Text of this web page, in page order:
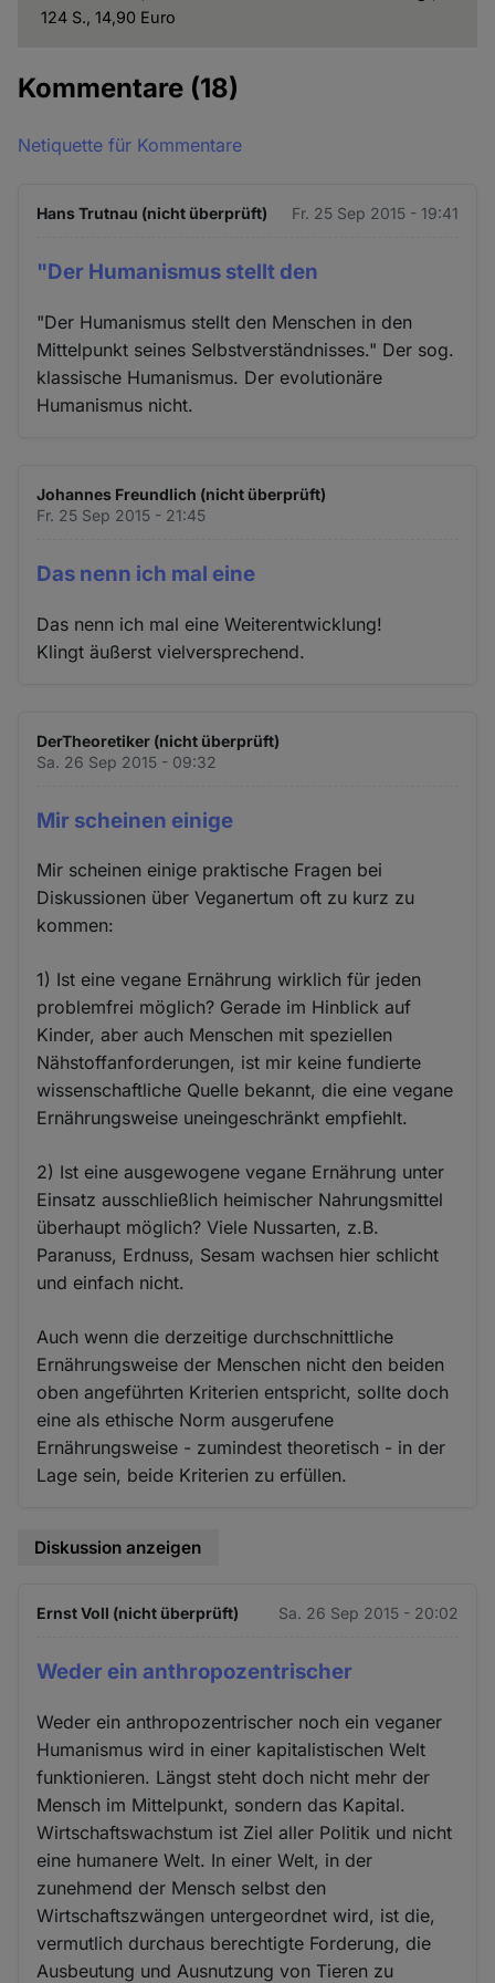
124 S., 14,90 Euro
Kommentare (18)
Netiquette für Kommentare
Hans Trutnau (nicht überprüft) Fr. 25 Sep 2015 - 19:41
"Der Humanismus stellt den
"Der Humanismus stellt den Menschen in den
Mittelpunkt seines Selbstverständnisses." Der sog.
klassische Humanismus. Der evolutionäre
Humanismus nicht.
Johannes Freundlich (nicht überprüft)
Fr. 25 Sep 2015 - 21:45
Das nenn ich mal eine
Das nenn ich mal eine Weiterentwicklung!
Klingt äußerst vielversprechend.
DerTheoretiker (nicht überprüft)
Sa. 26 Sep 2015 - 09:32
Mir scheinen einige
Mir scheinen einige praktische Fragen bei
Diskussionen über Veganertum oft zu kurz zu
kommen:
1) Ist eine vegane Ernährung wirklich für jeden
problemfrei möglich? Gerade im Hinblick auf
Kinder, aber auch Menschen mit speziellen
Nähstoffanforderungen, ist mir keine fundierte
wissenschaftliche Quelle bekannt, die eine vegane
Ernährungsweise uneingeschränkt empfiehlt.
2) Ist eine ausgewogene vegane Ernährung unter
Einsatz ausschließlich heimischer Nahrungsmittel
überhaupt möglich? Viele Nussarten, z.B.
Paranuss, Erdnuss, Sesam wachsen hier schlicht
und einfach nicht.
Auch wenn die derzeitige durchschnittliche
Ernährungsweise der Menschen nicht den beiden
oben angeführten Kriterien entspricht, sollte doch
eine als ethische Norm ausgerufene
Ernährungsweise - zumindest theoretisch - in der
Lage sein, beide Kriterien zu erfüllen.
Diskussion anzeigen
Ernst Voll (nicht überprüft) Sa. 26 Sep 2015 - 20:02
Weder ein anthropozentrischer
Weder ein anthropozentrischer noch ein veganer
Humanismus wird in einer kapitalistischen Welt
funktionieren. Längst steht doch nicht mehr der
Mensch im Mittelpunkt, sondern das Kapital.
Wirtschaftswachstum ist Ziel aller Politik und nicht
eine humanere Welt. In einer Welt, in der
zunehmend der Mensch selbst den
Wirtschaftszwängen untergeordnet wird, ist die,
vermutlich durchaus berechtigte Forderung, die
Ausbeutung und Ausnutzung von Tieren zu